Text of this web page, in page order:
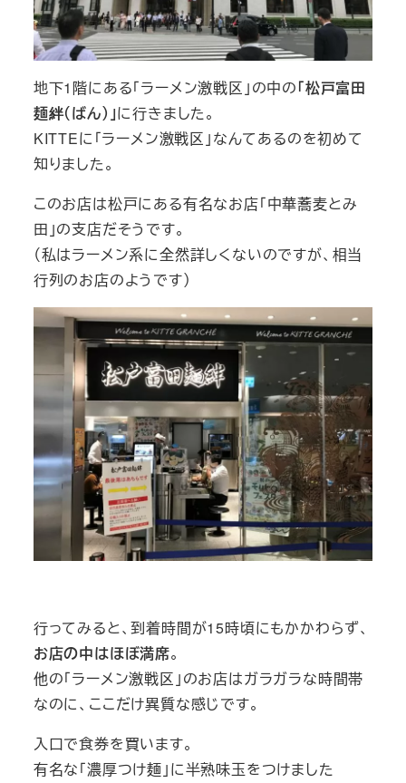
地下1階にある「ラーメン激戦区」の中の「松戸富田
麺絆（ばん）」に行きました。
KITTEに「ラーメン激戦区」なんてあるのを初めて
知りました。
このお店は松戸にある有名なお店「中華蕎麦とみ
田」の支店だそうです。
（私はラーメン系に全然詳しくないのですが、相当
行列のお店のようです）
行ってみると、到着時間が15時頃にもかかわらず、
お店の中はほぼ満席。
他の「ラーメン激戦区」のお店はガラガラな時間帯
なのに、ここだけ異質な感じです。
入口で食券を買います。
有名な「濃厚つけ麺」に半熟味玉をつけました